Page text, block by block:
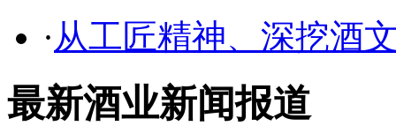
·从工匠精神、深挖酒
最新酒业新闻报道